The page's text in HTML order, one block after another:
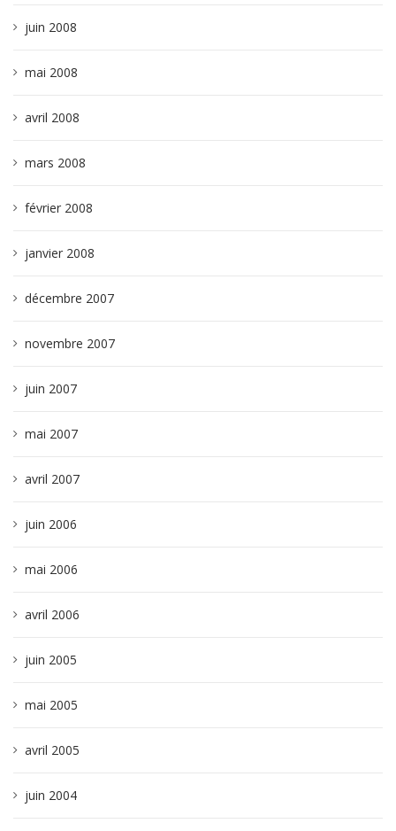
juin 2008
mai 2008
avril 2008
mars 2008
février 2008
janvier 2008
décembre 2007
novembre 2007
juin 2007
mai 2007
avril 2007
juin 2006
mai 2006
avril 2006
juin 2005
mai 2005
avril 2005
juin 2004